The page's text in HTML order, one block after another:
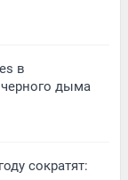
в
черного дыма
сократят: